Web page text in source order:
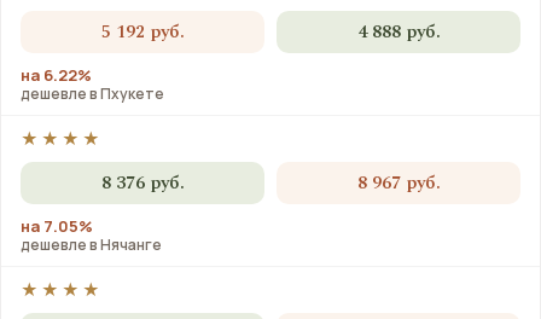
5 192 руб. 4 888 руб.
на 6.22%
дешевле в Пхукете
★★★★
8 376 руб. 8 967 руб.
на 7.05%
дешевле в Нячанге
★★★★